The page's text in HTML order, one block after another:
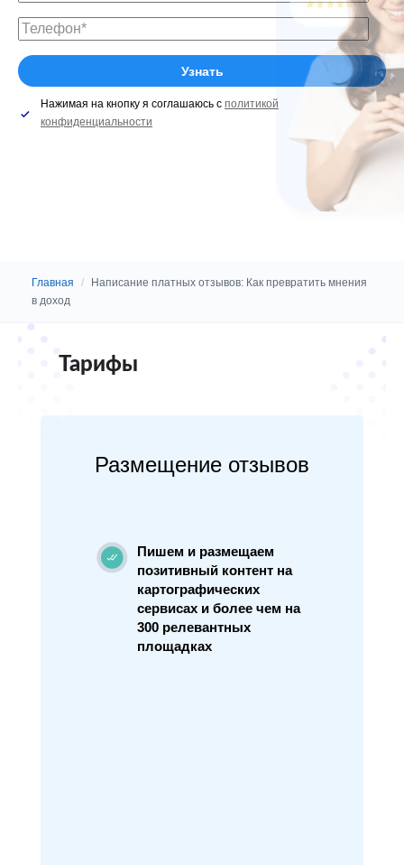
Нажимая на кнопку я соглашаюсь с политикой
конфиденциальности
Главная /
Написание платных отзывов: Как превратить мнения
в доход
Тарифы
Размещение отзывов
Пишем и размещаем
позитивный контент на
картографических
сервисах и более чем на
300 релевантных
площадках